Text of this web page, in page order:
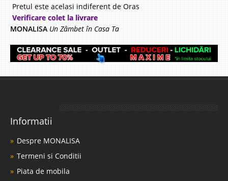
Pretul este acelasi indiferent de Oras
Verificare colet la livrare
MONALISA Un Zâmbet în Casa Ta
Informatii
Despre MONALISA
Termeni si Conditii
Piata de mobila